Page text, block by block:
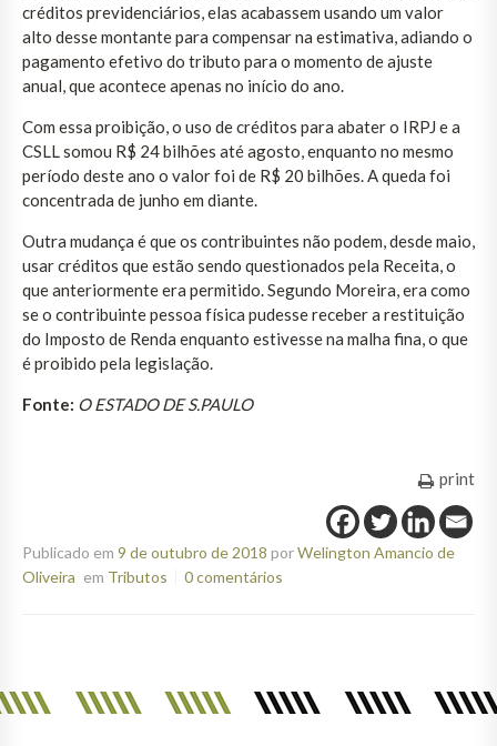
créditos previdenciários, elas acabassem usando um valor
alto desse montante para compensar na estimativa, adiando o
pagamento efetivo do tributo para o momento de ajuste
anual, que acontece apenas no início do ano.
Com essa proibição, o uso de créditos para abater o IRPJ e a
CSLL somou R$ 24 bilhões até agosto, enquanto no mesmo
período deste ano o valor foi de R$ 20 bilhões. A queda foi
concentrada de junho em diante.
Outra mudança é que os contribuintes não podem, desde maio,
usar créditos que estão sendo questionados pela Receita, o
que anteriormente era permitido. Segundo Moreira, era como
se o contribuinte pessoa física pudesse receber a restituição
do Imposto de Renda enquanto estivesse na malha fina, o que
é proibido pela legislação.
Fonte: O ESTADO DE S.PAULO
print
Publicado em 9 de outubro de 2018 porWelington Amancio de
Oliveira em Tributos 0 comentários